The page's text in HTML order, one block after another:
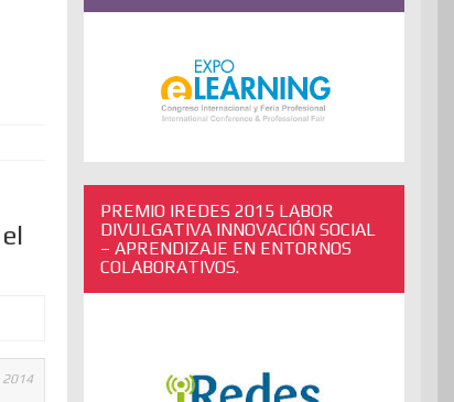
2014
PREMIO IREDES 2015 LABOR
DIVULGATIVA INNOVACIÓN SOCIAL
– APRENDIZAJE EN ENTORNOS
COLABORATIVOS.